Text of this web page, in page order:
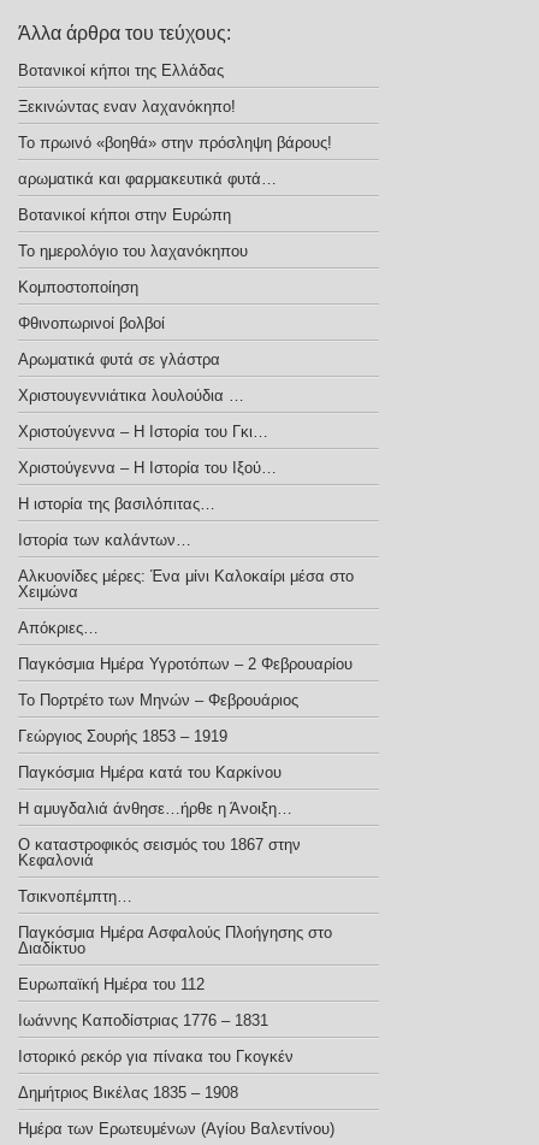
Άλλα άρθρα του τεύχους:
Βοτανικοί κήποι της Ελλάδας
Ξεκινώντας εναν λαχανόκηπο!
Το πρωινό «βοηθά» στην πρόσληψη βάρους!
αρωματικά και φαρμακευτικά φυτά…
Βοτανικοί κήποι στην Ευρώπη
Το ημερολόγιο του λαχανόκηπου
Κομποστοποίηση
Φθινοπωρινοί βολβοί
Αρωματικά φυτά σε γλάστρα
Χριστουγεννιάτικα λουλούδια …
Χριστούγεννα – H Iστορία του Γκι…
Χριστούγεννα – Η Ιστορία του Ιξού…
Η ιστορία της βασιλόπιτας…
Ιστορία των καλάντων…
Αλκυονίδες μέρες: Ένα μίνι Καλοκαίρι μέσα στο
Χειμώνα
Απόκριες…
Παγκόσμια Ημέρα Υγροτόπων – 2 Φεβρουαρίου
Το Πορτρέτο των Μηνών – Φεβρουάριος
Γεώργιος Σουρής 1853 – 1919
Παγκόσμια Ημέρα κατά του Καρκίνου
Η αμυγδαλιά άνθησε…ήρθε η Άνοιξη…
Ο καταστροφικός σεισμός του 1867 στην
Κεφαλονιά
Τσικνοπέμπτη…
Παγκόσμια Ημέρα Ασφαλούς Πλοήγησης στο
Διαδίκτυο
Ευρωπαϊκή Ημέρα του 112
Ιωάννης Καποδίστριας 1776 – 1831
Ιστορικό ρεκόρ για πίνακα του Γκογκέν
Δημήτριος Βικέλας 1835 – 1908
Ημέρα των Ερωτευμένων (Αγίου Βαλεντίνου)